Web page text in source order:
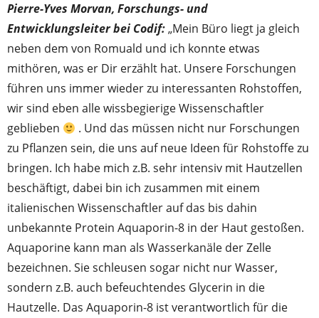
Pierre-Yves Morvan, Forschungs- und
Entwicklungsleiter bei Codif:„Mein Büro liegt ja gleich
neben dem von Romuald und ich konnte etwas
mithören, was er Dir erzählt hat. Unsere Forschungen
führen uns immer wieder zu interessanten Rohstoffen,
wir sind eben alle wissbegierige Wissenschaftler
geblieben
. Und das müssen nicht nur Forschungen
zu Pflanzen sein, die uns auf neue Ideen für Rohstoffe zu
bringen. Ich habe mich z.B. sehr intensiv mit Hautzellen
beschäftigt, dabei bin ich zusammen mit einem
italienischen Wissenschaftler auf das bis dahin
unbekannte Protein Aquaporin-8 in der Haut gestoßen.
Aquaporine kann man als Wasserkanäle der Zelle
bezeichnen. Sie schleusen sogar nicht nur Wasser,
sondern z.B. auch befeuchtendes Glycerin in die
Hautzelle. Das Aquaporin-8 ist verantwortlich für die